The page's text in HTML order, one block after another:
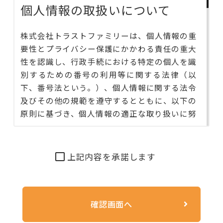
個人情報の取扱いについて
株式会社トラストファミリーは、個人情報の重
要性とプライバシー保護にかかわる責任の重大
性を認識し、行政手続における特定の個人を識
別するための番号の利用等に関する法律（以
下、番号法という。）、個人情報に関する法令
及びその他の規範を遵守するとともに、以下の
原則に基づき、個人情報の適正な取り扱いに努
1.個人情報の取得について
当社は、偽りその他不正の手段によらず適正に
2.個人情報の利用について
当社は、個人情報を以下の利用目的の達成に必
上記内容を承諾します